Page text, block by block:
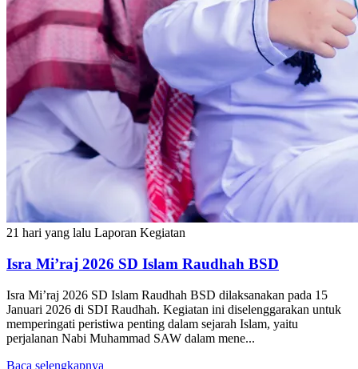
21 hari yang lalu Laporan Kegiatan
Isra Mi’raj 2026 SD Islam Raudhah BSD
Isra Mi’raj 2026 SD Islam Raudhah BSD dilaksanakan pada 15
Januari 2026 di SDI Raudhah. Kegiatan ini diselenggarakan untuk
memperingati peristiwa penting dalam sejarah Islam, yaitu
perjalanan Nabi Muhammad SAW dalam mene...
Baca selengkapnya